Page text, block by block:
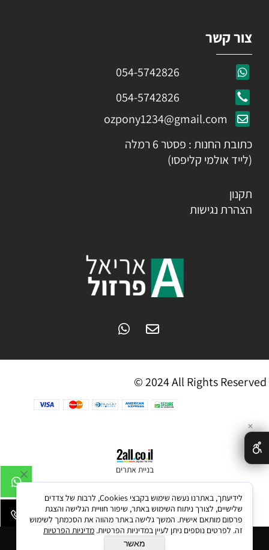
הוסף לסל
צור קשר
054-5742826
054-5742826
ozpony1234@gmail.com
כתובת החנות : פסטר 6 רמלה
(לייד אולמי קליפסו)
תקנון
הצהרת נגישות
© 2024 All Rights Reserved
בניית אתרים
✕
לידיעתך, באתרנו נעשה שימוש בקבצי Cookies, לרבות של צדדים
שלישיים, לצורך ניתוח השימוש באתר, שיפור חוויית הגלישה והצגת
פרסום מותאם אישית. המשך גלישה באתר מהווה את הסכמתך לשימוש
זה. לפרטים נוספים ניתן לעיין במדיניות הפרטיות. מדיניות הפרטיות
מאשר